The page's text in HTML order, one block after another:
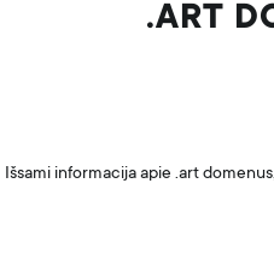
.ART
Išsami informacija apie .art